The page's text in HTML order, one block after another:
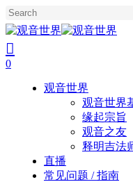
Skip
to
main
content
Close
Search
search
account
0
观音世界
观音世界
缘起宗旨
观音之友
释明吉法
直播
常见问题 / 指南